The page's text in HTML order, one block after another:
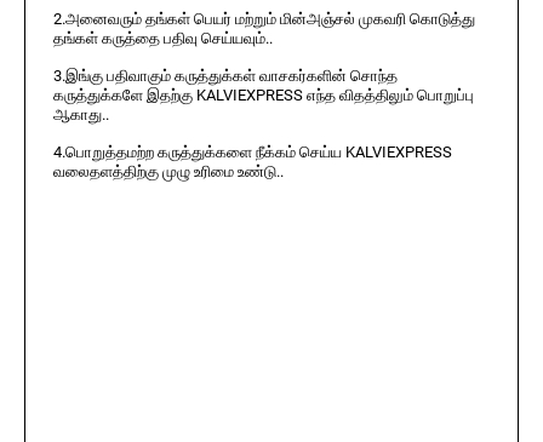
2.அனைவரும் தங்கள் பெயர் மற்றும் மின்அஞ்சல் முகவரி கொடுத்து
தங்கள் கருத்தை பதிவு செய்யவும்..
3.இங்கு பதிவாகும் கருத்துக்கள் வாசகர்களின் சொந்த
கருத்துக்களே இதற்கு KALVIEXPRESS எந்த விதத்திலும் பொறுப்பு
ஆகாது..
4.பொறுத்தமற்ற கருத்துக்களை நீக்கம் செய்ய KALVIEXPRESS
வலைதளத்திற்கு முழு உரிமை உண்டு..